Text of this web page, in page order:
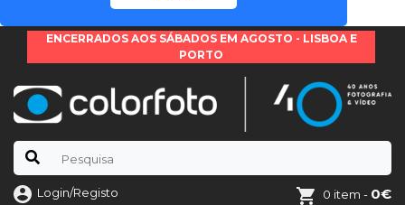
ENCERRADOS AOS SÁBADOS EM AGOSTO - LISBOA E
PORTO
Login/Registo 0 item - 0€